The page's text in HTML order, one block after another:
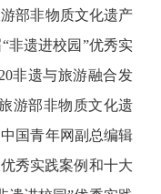
部非物质文化遗产
非遗进校园”优秀实
非遗与旅游融合发
游部非物质文化遗
国青年网副总编辑
秀实践案例和十大